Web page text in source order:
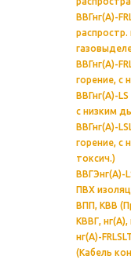
ВВГнг(А)-
ВВГнг(А)-
горение, с
ВВГнг(А)-
с низким
ВВГнг(А)-
горение, с
токсич.)
ВВГЭнг(А)-
ПВХ
ВПП, КВВ
КВВГ, нг(А),
нг(А)-
(Кабель